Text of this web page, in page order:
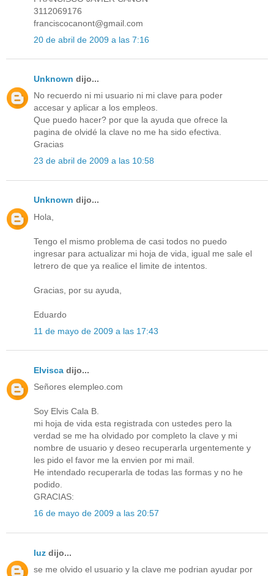
3112069176
franciscocanont@gmail.com
20 de abril de 2009 a las 7:16
Unknown dijo...
No recuerdo ni mi usuario ni mi clave para poder
accesar y aplicar a los empleos.
Que puedo hacer? por que la ayuda que ofrece la
pagina de olvidé la clave no me ha sido efectiva.
Gracias
23 de abril de 2009 a las 10:58
Unknown dijo...
Hola,
Tengo el mismo problema de casi todos no puedo
ingresar para actualizar mi hoja de vida, igual me sale el
letrero de que ya realice el limite de intentos.
Gracias, por su ayuda,
Eduardo
11 de mayo de 2009 a las 17:43
Elvisca dijo...
Señores elempleo.com
Soy Elvis Cala B.
mi hoja de vida esta registrada con ustedes pero la
verdad se me ha olvidado por completo la clave y mi
nombre de usuario y deseo recuperarla urgentemente y
les pido el favor me la envien por mi mail.
He intendado recuperarla de todas las formas y no he
podido.
GRACIAS:
16 de mayo de 2009 a las 20:57
luz dijo...
se me olvido el usuario y la clave me podrian ayudar por